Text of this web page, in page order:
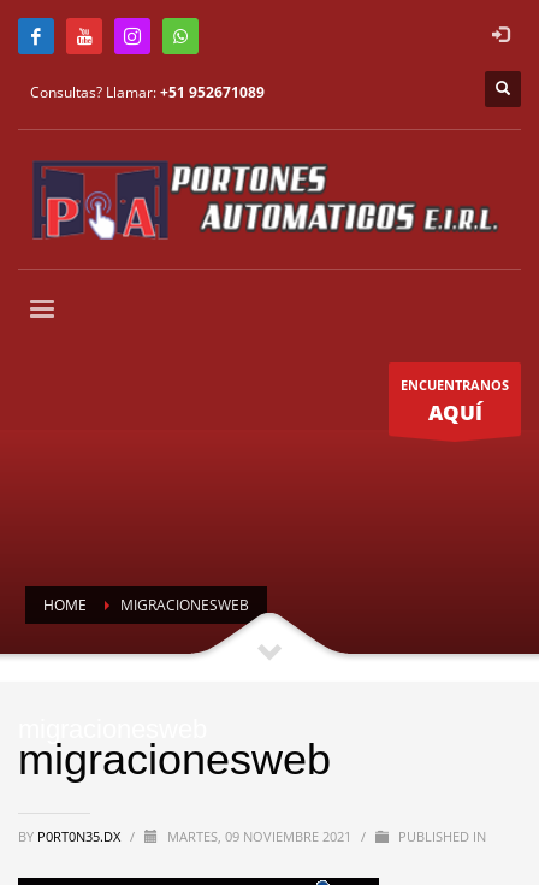
Consultas? Llamar:+51 952671089
ENCUENTRANOS
AQUÍ
HOME MIGRACIONESWEB
migracionesweb
BY P0RT0N35.DX / MARTES, 09 NOVIEMBRE 2021 / PUBLISHED IN